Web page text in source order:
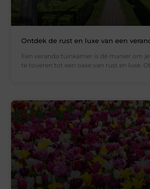
Ontdek de rust en luxe van een
Een veranda tuinkamer is dé manier om
te toveren tot een oase van rust en luxe. Of